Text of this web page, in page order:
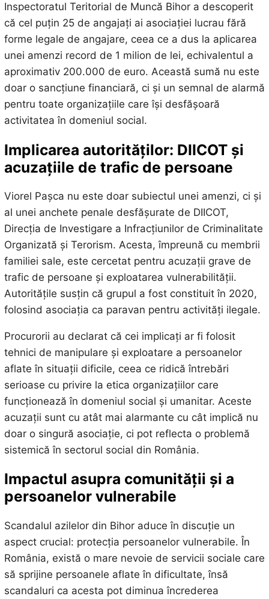
Inspectoratul Teritorial de Muncă Bihor a descoperit
că cel puțin 25 de angajați ai asociației lucrau fără
forme legale de angajare, ceea ce a dus la aplicarea
unei amenzi record de 1 milion de lei, echivalentul a
aproximativ 200.000 de euro. Această sumă nu este
doar o sancțiune financiară, ci și un semnal de alarmă
pentru toate organizațiile care își desfășoară
activitatea în domeniul social.
Implicarea autorităților: DIICOT și
acuzațiile de trafic de persoane
Viorel Pașca nu este doar subiectul unei amenzi, ci și
al unei anchete penale desfășurate de DIICOT,
Direcția de Investigare a Infracțiunilor de Criminalitate
Organizată și Terorism. Acesta, împreună cu membrii
familiei sale, este cercetat pentru acuzații grave de
trafic de persoane și exploatarea vulnerabilității.
Autoritățile susțin că grupul a fost constituit în 2020,
folosind asociația ca paravan pentru activități ilegale.
Procurorii au declarat că cei implicați ar fi folosit
tehnici de manipulare și exploatare a persoanelor
aflate în situații dificile, ceea ce ridică întrebări
serioase cu privire la etica organizațiilor care
funcționează în domeniul social și umanitar. Aceste
acuzații sunt cu atât mai alarmante cu cât implică nu
doar o singură asociație, ci pot reflecta o problemă
sistemică în sectorul social din România.
Impactul asupra comunității și a
persoanelor vulnerabile
Scandalul azilelor din Bihor aduce în discuție un
aspect crucial: protecția persoanelor vulnerabile. În
România, există o mare nevoie de servicii sociale care
să sprijine persoanele aflate în dificultate, însă
scandaluri ca acesta pot diminua încrederea